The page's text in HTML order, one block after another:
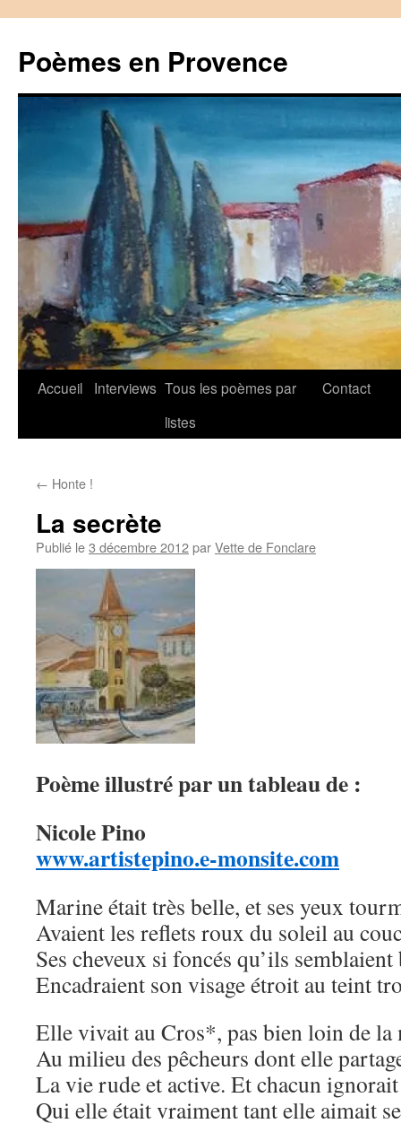
contenu
Poèmes en Provence
Accueil Interviews Tous les poèmes par
listes
Contact
← Honte !
La secrète
Publié le3 décembre 2012parVette de Fonclare
Poème illustré par un tableau de :
Nicole Pino
www.artistepino.e-monsite.com
Marine était très belle, et ses yeux
Avaient les reflets roux du soleil au
Ses cheveux si foncés qu’ils
Encadraient son visage étroit au teint
Elle vivait au Cros*, pas bien loin de la
Au milieu des pêcheurs dont elle
La vie rude et active. Et chacun ignorait
Qui elle était vraiment tant elle aimait